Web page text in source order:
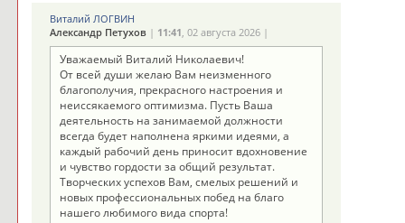
Виталий ЛОГВИН
Александр Петухов| 11:41, 02 августа 2026 |
Уважаемый Виталий Николаевич!
От всей души желаю Вам неизменного
благополучия, прекрасного настроения и
неиссякаемого оптимизма. Пусть Ваша
деятельность на занимаемой должности
всегда будет наполнена яркими идеями, а
каждый рабочий день приносит вдохновение
и чувство гордости за общий результат.
Творческих успехов Вам, смелых решений и
новых профессиональных побед на благо
нашего любимого вида спорта!